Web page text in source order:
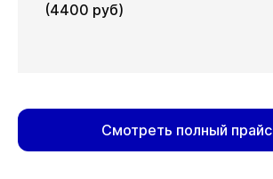
(4400 руб)
Смотреть полный прайс